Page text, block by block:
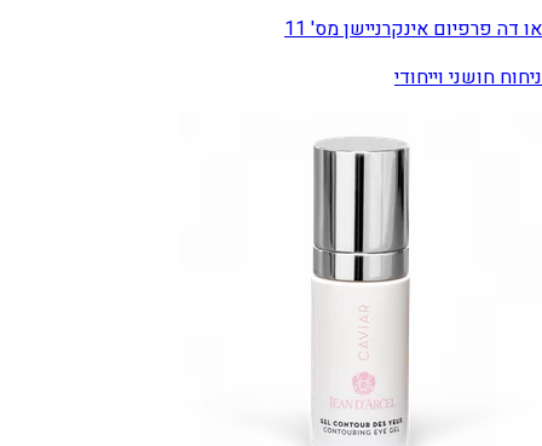
או דה פרפיום אינקרניישן מס' 11
ניחוח חושני וייחודי